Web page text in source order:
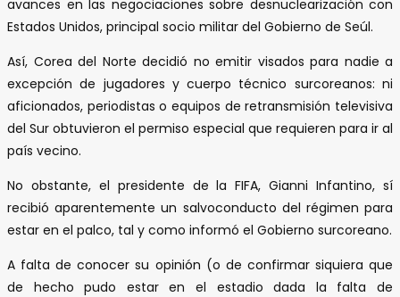
avances en las negociaciones sobre desnuclearización con
Estados Unidos, principal socio militar del Gobierno de Seúl.
Así, Corea del Norte decidió no emitir visados para nadie a
excepción de jugadores y cuerpo técnico surcoreanos: ni
aficionados, periodistas o equipos de retransmisión televisiva
del Sur obtuvieron el permiso especial que requieren para ir al
país vecino.
No obstante, el presidente de la FIFA, Gianni Infantino, sí
recibió aparentemente un salvoconducto del régimen para
estar en el palco, tal y como informó el Gobierno surcoreano.
A falta de conocer su opinión (o de confirmar siquiera que
de hecho pudo estar en el estadio dada la falta de